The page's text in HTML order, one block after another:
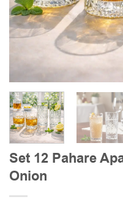
Set 12 Pahare
Onion